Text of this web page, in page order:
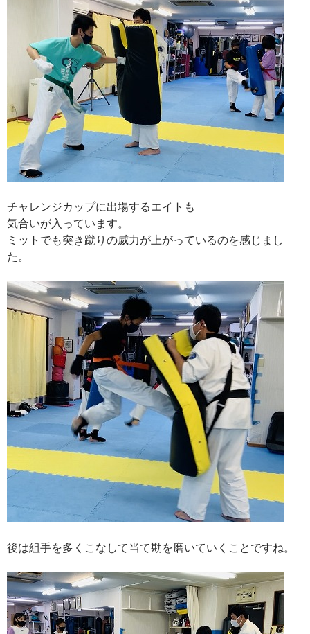
チャレンジカップに出場するエイトも
気合いが入っています。
ミットでも突き蹴りの威力が上がっているのを感じまし
た。
後は組手を多くこなして当て勘を磨いていくことですね。